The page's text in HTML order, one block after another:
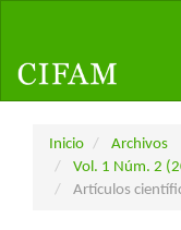
principal
Barra
Inicio
Archivos
Vol. 1 Núm. 2
Artículos